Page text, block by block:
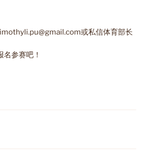
或私信体育部长
参赛吧！